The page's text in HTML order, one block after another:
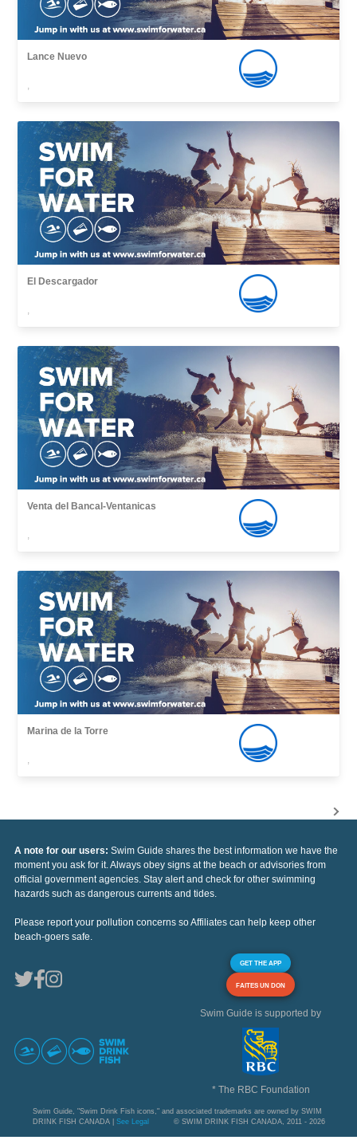
Lance Nuevo
,
El Descargador
,
Venta del Bancal-Ventanicas
,
Marina de la Torre
,
A note for our users: Swim Guide shares the best information we have the
moment you ask for it. Always obey signs at the beach or advisories from
official government agencies. Stay alert and check for other swimming
hazards such as dangerous currents and tides.
Please report your pollution concerns so Affiliates can help keep other
beach-goers safe.
GET THE APP
FAITES UN DON
Swim Guide is supported by
* The RBC Foundation
Swim Guide, "Swim Drink Fish icons," and associated trademarks are owned by SWIM
DRINK FISH CANADA | See Legal © SWIM DRINK FISH CANADA, 2011 - 2026